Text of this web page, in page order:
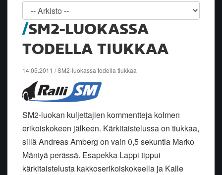
SM2-LUOKASSA
TODELLA TIUKKAA
14.05.2011 / SM2-luokassa todella tiukkaa
SM2-luokan kuljettajien kommentteja kolmen
erikoiskokeen jälkeen. Kärkitaistelussa on tiukkaa,
sillä Andreas Amberg on vain 0,5 sekuntia Marko
Mäntyä perässä. Esapekka Lappi tippui
kärkitaistelusta kakkoserikoiskokeella ja Kalle